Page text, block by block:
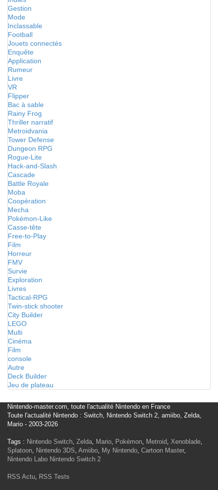
Gestion
Mode
Inclassable
Football
Jouets connectés
Enquête
Application
Rumeur
Livre
VR
Flipper
Bac à sable
Rainy Frog
Thriller narratif
Metroidvania
Tower Defense
Dungeon RPG
Rogue-Lite
Hack-and-Slash
Cascade
Battle Royale
Moba
Coopération
Mecha
Pokémon-Like
Casse-tête
Free-to-Play
Film
Horreur
FMV
Survie
Exploration
Livres
Tactical-RPG
Twin-stick shooter
City Builder
LEGO
Multi
Cinéma
Film
console
Autre
Deck Builder
Jeu de plateau
Nintendo-master.com, toute l'actualité Nintendo en France
Toute l'actualité Nintendo : Switch, Nintendo Switch 2, amiibo, Zelda,
Mario - 2003-2026
Tags : Nintendo Switch, Zelda, Mario, Pokémon, Metroid, Xenoblade,
Splatoon, Nintendo 3DS, Amiibo, My Nintendo, Cartoon Master,
Nintendo Labo Nintendo Switch 2
RSS Actu, RSS Tests